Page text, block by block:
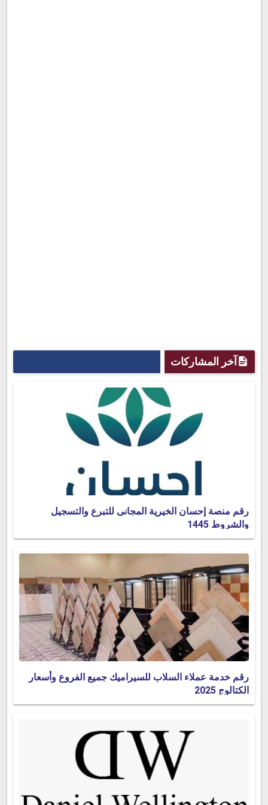
آخر المشاركات
رقم منصة إحسان الخيرية المجانى للتبرع والتسجيل
والشروط 1445
رقم خدمة عملاء السلاب للسيراميك جميع الفروع وأسعار
الكتالوج 2025